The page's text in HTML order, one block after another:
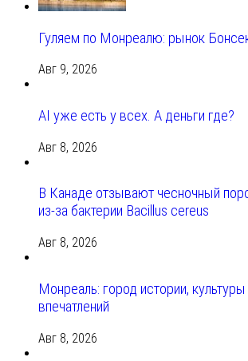
Гуляем по Монреалю: рынок
Авг 9, 2026
AI уже есть у всех. А деньги где?
Авг 8, 2026
В Канаде отзывают чесночный
из-за бактерии Bacillus cereus
Авг 8, 2026
Монреаль: город истории,
впечатлений
Авг 8, 2026